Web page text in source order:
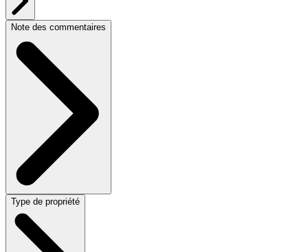
Note des commentaires
Type de propriété